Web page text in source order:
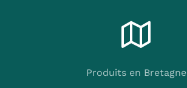
Produits en Bretagne